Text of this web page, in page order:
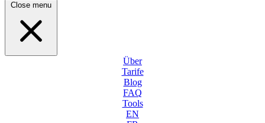
Close menu
Über
Tarife
Blog
FAQ
Tools
EN